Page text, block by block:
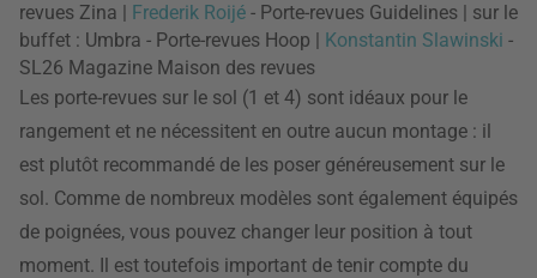
revues Zina | Frederik Roijé - Porte-revues Guidelines | sur le
buffet : Umbra - Porte-revues Hoop | Konstantin Slawinski -
SL26 Magazine Maison des revues
Les porte-revues sur le sol (1 et 4) sont idéaux pour le
rangement et ne nécessitent en outre aucun montage : il
est plutôt recommandé de les poser généreusement sur le
sol. Comme de nombreux modèles sont également équipés
de poignées, vous pouvez changer leur position à tout
moment. Il est toutefois important de tenir compte du